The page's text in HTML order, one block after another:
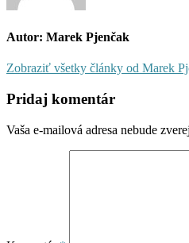
Autor: Marek Pjenčak
Zobraziť všetky články od Marek
Pridaj komentár
Vaša e-mailová adresa nebude